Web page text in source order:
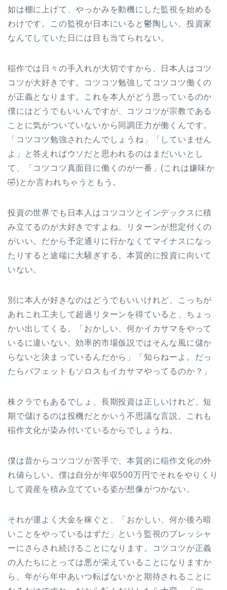
如は棚に上げて、やっかみを動機にした監視を始める
わけです。この監視が日本にいると鬱陶しい。投資家
なんてしていた日には目も当てられない。
稲作では日々の手入れが大切ですから、日本人はコツ
コツが大好きです。コツコツ勉強してコツコツ働くの
が正義となります。これを本人がどう思っているのか
僕にはどうでもいいんですが、コツコツが宗教である
ことに気がついていないから同調圧力が働くんです。
「コツコツ勉強されたんでしょうね」「していません
よ」と答えればウソだと思われるのはまだいいとし
て、「コツコツ真面目に働くのが一番」(これは嫌味か
🤣)とか言われちゃうともう。
投資の世界でも日本人はコツコツとインデックスに積
み立てるのが大好きですよね。リターンが想定付くの
がいい。だから予定通りに行かなくてマイナスになっ
たりすると途端に大騒ぎする。本質的に投資に向いて
いない。
別に本人が好きなのはどうでもいいけれど、こっちが
あれこれ工夫して超過リターンを得ていると、ちょっ
かい出してくる。「おかしい、何かイカサマをやって
いるに違いない。効率的市場仮説ではそんな風に儲か
らないと決まっているんだから」「知らねーよ。だっ
たらバフェットもソロスもイカサマやってるのか？」
株クラでもあるでしょ、長期投資は正しいけれど、短
期で儲けるのは投機だとかいう不思議な言説。これも
稲作文化が染み付いているからでしょうね。
僕は昔からコツコツが苦手で、本質的に稲作文化の外
れ値らしい。僕は自分が年収500万円でそれをやりくり
して資産を積み立てている姿が想像がつかない。
それが運よく大金を稼ぐと、「おかしい、何か後ろ暗
いことをやっているはずだ」という監視のプレッシャ
ーにさらされ続けることになります。コツコツが正義
の人たちにとっては悪が栄えていることになりますか
ら、年がら年中あいつ転ばないかと期待されることに